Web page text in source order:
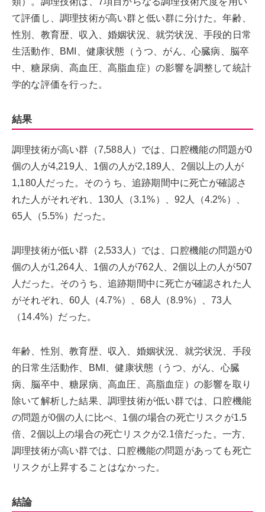
て評価し、調理技術が高い群と低い群に分けた。年齢、
性別、教育歴、収入、婚姻状況、就労状況、手段的日常
生活動作、BMI、健康状態（うつ、がん、心臓病、脳卒
中、糖尿病、高血圧、高脂血症）の影響を調整して統計
学的な評価を行った。
結果
調理技術が高い群（7,588人）では、口腔機能の問題が0
個の人が4,219人、1個の人が2,189人、2個以上の人が
1,180人だった。そのうち、追跡期間中に死亡が確認さ
れた人がそれぞれ、130人（3.1%）、92人（4.2%）、
65人（5.5%）だった。
調理技術が低い群（2,533人）では、口腔機能の問題が0
個の人が1,264人、1個の人が762人、2個以上の人が507
人だった。そのうち、追跡期間中に死亡が確認された人
がそれぞれ、60人（4.7%）、68人（8.9%）、73人
（14.4%）だった。
年齢、性別、教育歴、収入、婚姻状況、就労状況、手段
的日常生活動作、BMI、健康状態（うつ、がん、心臓
病、脳卒中、糖尿病、高血圧、高脂血症）の影響を取り
除いて解析した結果、調理技術が低い群では、口腔機能
の問題が0個の人に比べ、1個の場合の死亡リスクが1.5
倍、2個以上の場合の死亡リスクが2.1倍だった。一方、
調理技術が高い群では、口腔機能の問題があっても死亡
リスクが上昇することはなかった。
結論